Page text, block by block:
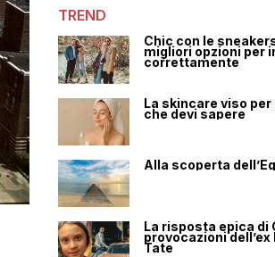
TREND
Chic con le
migliori opzioni per
correttamente
La skincare viso
che devi sapere
Alla scoperta
La risposta epica di
provocazioni
Tate